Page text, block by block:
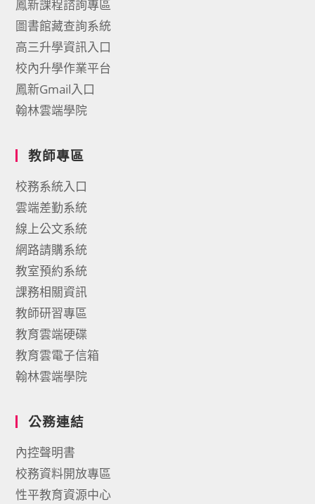
鳳新課程諮詢專區
圖書館藏查詢系統
高三升學資訊入口
校內升學作業平台
鳳新Gmail入口
翰林雲端學院
教師專區
校務系統入口
雲端差勤系統
線上公文系統
網路請購系統
教室預約系統
課務相關資訊
教師研習專區
教育雲端硬碟
教育雲電子信箱
翰林雲端學院
公務連結
內控聲明書
校務資料開放專區
性平教育資源中心